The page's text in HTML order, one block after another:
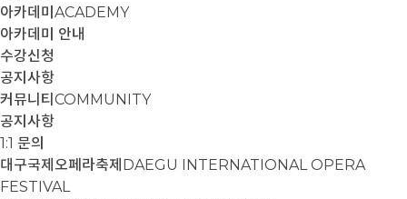
아카데미 ACADEMY
아카데미 안내
수강신청
공지사항
커뮤니티 COMMUNITY
공지사항
1:1 문의
대구국제오페라축제 DAEGU INTERNATIONAL OPERA
FESTIVAL